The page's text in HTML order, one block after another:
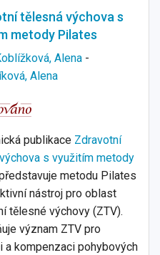
tělesná výchova s
metody Pilates
Alena -
Alena
publikace Zdravotní
s využitím metody
metodu Pilates
nástroj pro oblast
tělesné výchovy (ZTV).
význam ZTV pro
a kompenzaci pohybových